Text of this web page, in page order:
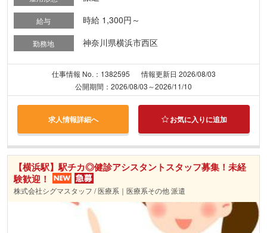
給与 時給 1,300円～
勤務地 神奈川県横浜市西区
仕事情報 No.：1382595
情報更新日 2026/08/03
公開期間：2026/08/03～2026/11/10
求人情報詳細へ お気に入りに追加
【横浜駅】駅チカ◎健診アシスタントスタッフ募集！未経
験歓迎！
株式会社シグマスタッフ / 医療系｜医療系その他 派遣